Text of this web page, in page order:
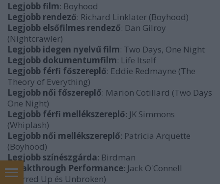
Legjobb film: Boyhood
Legjobb rendező: Richard Linklater (Boyhood)
Legjobb elsőfilmes rendező: Dan Gilroy
(Nightcrawler)
Legjobb idegen nyelvű film: Two Days, One Night
Legjobb dokumentumfilm: Life Itself
Legjobb férfi főszereplő: Eddie Redmayne (The
Theory of Everything)
Legjobb női főszereplő: Marion Cotillard (Two Days
One Night)
Legjobb férfi mellékszereplő: JK Simmons
(Whiplash)
Legjobb női mellékszereplő: Patricia Arquette
(Boyhood)
Legjobb színészgárda: Birdman
Breakthrough Performance: Jack O'Connell
(Starred Up és Unbroken)